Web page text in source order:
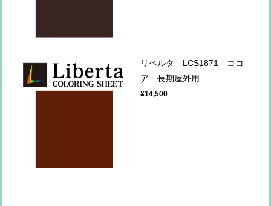
リベルタ LCS1871 ココ
ア 長期屋外用
¥14,500